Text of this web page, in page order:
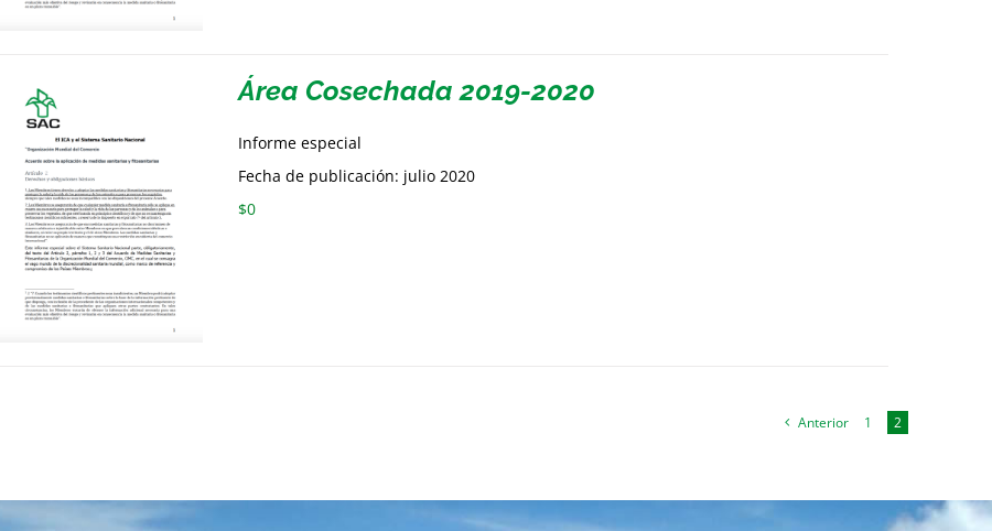
Área Cosechada 2019-2020
Informe especial
Fecha de publicación: julio 2020
$0
Anterior 1 2